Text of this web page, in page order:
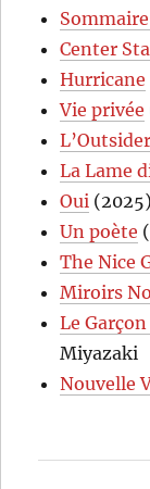
Center
Hurricane
Vie privée
L’Outsider
La Lame
Oui
Un poète
The Nice
Miroirs
Le
Miyazaki
Nouvelle